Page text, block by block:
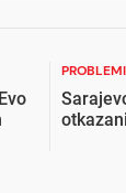
PROBLEMI